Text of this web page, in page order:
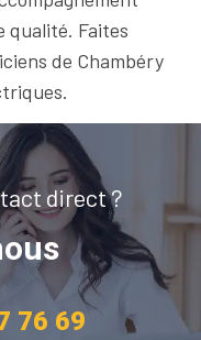
qualité. Faites
de Chambéry
direct ?
76 69